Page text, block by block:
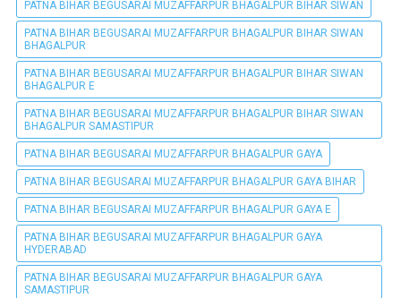
PATNA BIHAR BEGUSARAI MUZAFFARPUR BHAGALPUR BIHAR SIWAN
PATNA BIHAR BEGUSARAI MUZAFFARPUR BHAGALPUR BIHAR SIWAN
BHAGALPUR
PATNA BIHAR BEGUSARAI MUZAFFARPUR BHAGALPUR BIHAR SIWAN
BHAGALPUR E
PATNA BIHAR BEGUSARAI MUZAFFARPUR BHAGALPUR BIHAR SIWAN
BHAGALPUR SAMASTIPUR
PATNA BIHAR BEGUSARAI MUZAFFARPUR BHAGALPUR GAYA
PATNA BIHAR BEGUSARAI MUZAFFARPUR BHAGALPUR GAYA BIHAR
PATNA BIHAR BEGUSARAI MUZAFFARPUR BHAGALPUR GAYA E
PATNA BIHAR BEGUSARAI MUZAFFARPUR BHAGALPUR GAYA
HYDERABAD
PATNA BIHAR BEGUSARAI MUZAFFARPUR BHAGALPUR GAYA
SAMASTIPUR